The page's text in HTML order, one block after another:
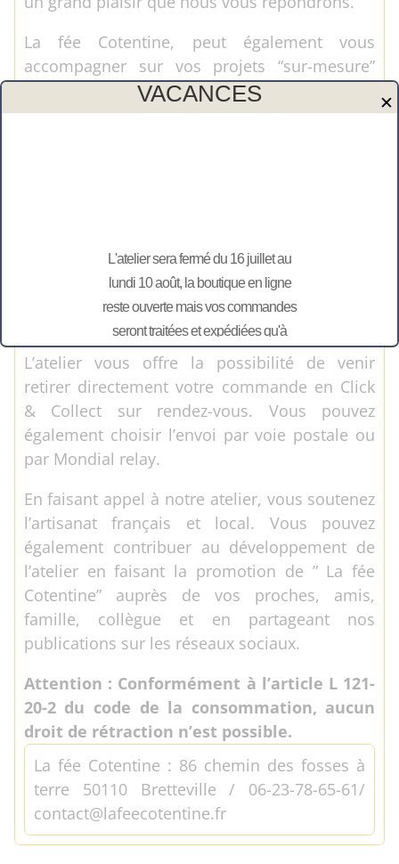
La fée Cotentine, peut également vous
accompagner sur vos projets “sur-mesure”
pour vos grands événements: mariage,
anniversaire, baptême, naissance, … avec des
par nos soins. Et avec nos propres machines
dans notre atelier de Bretteville-en-Saire.
Notre atelier situé en Normandie dans le
département de la Manche.
L’atelier vous offre la possibilité de venir
retirer directement votre commande en Click
& Collect sur rendez-vous. Vous pouvez
également choisir l’envoi par voie postale ou
par Mondial relay.
En faisant appel à notre atelier, vous soutenez
l’artisanat français et local. Vous pouvez
également contribuer au développement de
l’atelier en faisant la promotion de ” La fée
Cotentine” auprès de vos proches, amis,
famille, collègue et en partageant nos
publications sur les réseaux sociaux.
Attention : Conformément à l’article L 121-
20-2 du code de la consommation, aucun
droit de rétraction n’est possible.
La fée Cotentine : 86 chemin des fosses à
terre 50110 Bretteville / 06-23-78-65-61/
contact@lafeecotentine.fr
VACANCES ✕
L'atelier sera fermé du 16 juillet au
lundi 10 août, la boutique en ligne
reste ouverte mais vos commandes
seront traitées et expédiées qu'à
partir du 11 août.